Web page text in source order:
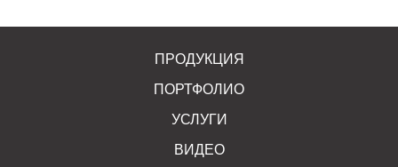
ПРОДУКЦИЯ
ПОРТФОЛИО
УСЛУГИ
ВИДЕО